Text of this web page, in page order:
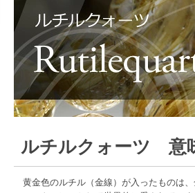
ルチルクォーツ 意
黄金色のルチル（金線）が入ったものは